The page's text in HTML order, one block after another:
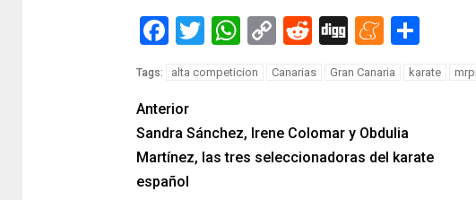
Facebook
Twitter
WhatsApp
Copy
Link
Reddit
Digg
Tags: alta competicion Canarias Gran Canaria karate
Anterior
Sandra Sánchez, Irene Colomar y Obdulia
Martínez, las tres seleccionadoras del karate
español